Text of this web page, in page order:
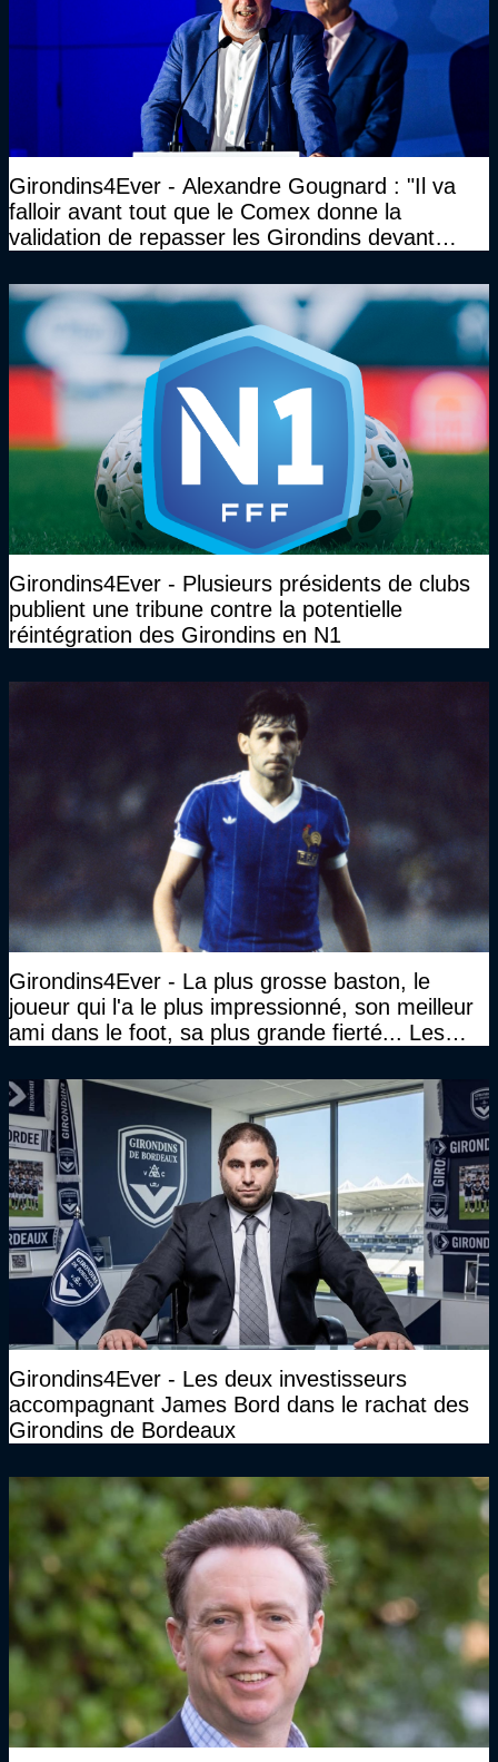
Girondins4Ever - Alexandre Gougnard : "Il va
falloir avant tout que le Comex donne la
validation de repasser les Girondins devant
Girondins4Ever - Plusieurs présidents de clubs
publient une tribune contre la potentielle
réintégration des Girondins en N1
Girondins4Ever - La plus grosse baston, le
joueur qui l'a le plus impressionné, son meilleur
ami dans le foot, sa plus grande fierté... Les
Girondins4Ever - Les deux investisseurs
accompagnant James Bord dans le rachat des
Girondins de Bordeaux